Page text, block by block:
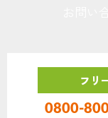
フリ
0800-